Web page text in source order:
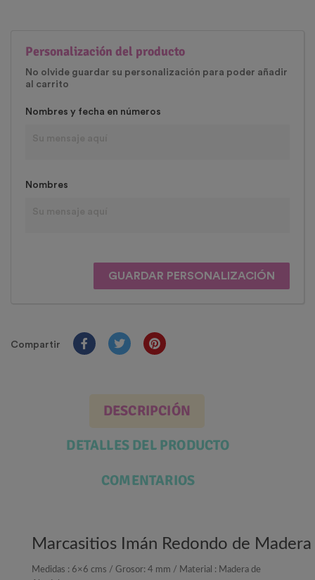
Personalización del producto
No olvide guardar su personalización para poder añadir
al carrito
Nombres y fecha en números
Nombres
GUARDAR PERSONALIZACIÓN
Compartir
DESCRIPCIÓN
DETALLES DEL PRODUCTO
COMENTARIOS
Marcasitios Imán Redondo de Madera
Medidas : 6×6 cms / Grosor: 4 mm / Material : Madera de